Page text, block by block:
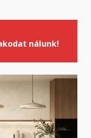
nálunk!